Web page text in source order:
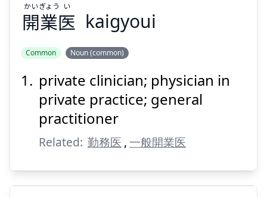
開業医
かいぎょう い
kaigyoui
Common Noun (common)
private clinician; physician in
private practice; general
practitioner
Related: 勤務医 , 一般開業医